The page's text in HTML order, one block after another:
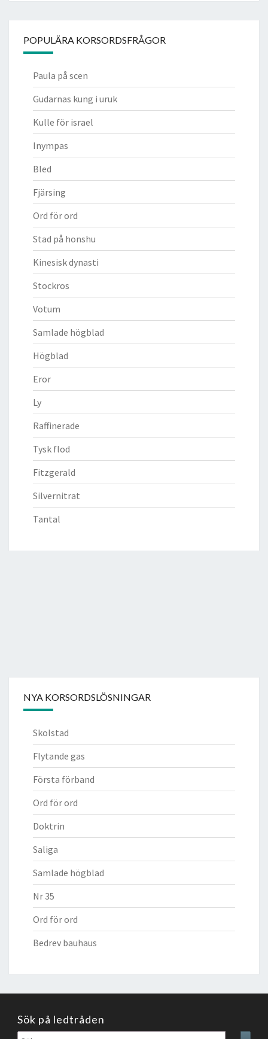
POPULÄRA KORSORDSFRÅGOR
Paula på scen
Gudarnas kung i uruk
Kulle för israel
Inympas
Bled
Fjärsing
Ord för ord
Stad på honshu
Kinesisk dynasti
Stockros
Votum
Samlade högblad
Högblad
Eror
Ly
Raffinerade
Tysk flod
Fitzgerald
Silvernitrat
Tantal
NYA KORSORDSLÖSNINGAR
Skolstad
Flytande gas
Första förband
Ord för ord
Doktrin
Saliga
Samlade högblad
Nr 35
Ord för ord
Bedrev bauhaus
Sök på ledtråden
Sök